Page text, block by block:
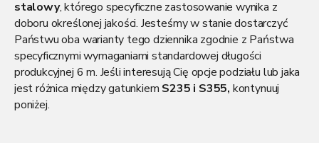
stalowy, którego specyficzne zastosowanie wynika z
doboru określonej jakości. Jesteśmy w stanie dostarczyć
Państwu oba warianty tego dziennika zgodnie z Państwa
specyficznymi wymaganiami standardowej długości
produkcyjnej 6 m. Jeśli interesują Cię opcje podziału lub jaka
jest różnica między gatunkiem S235 i S355, kontynuuj
poniżej.